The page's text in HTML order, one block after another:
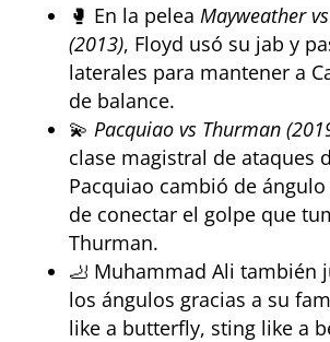
🥊 En la pelea Mayweather
(2013), Floyd usó su jab y
laterales para mantener a
de balance.
💫 Pacquiao vs Thurman
clase magistral de ataques
Pacquiao cambió de
de conectar el golpe que
Thurman.
🦶 Muhammad Ali también
los ángulos gracias a su
like a butterfly, sting like a